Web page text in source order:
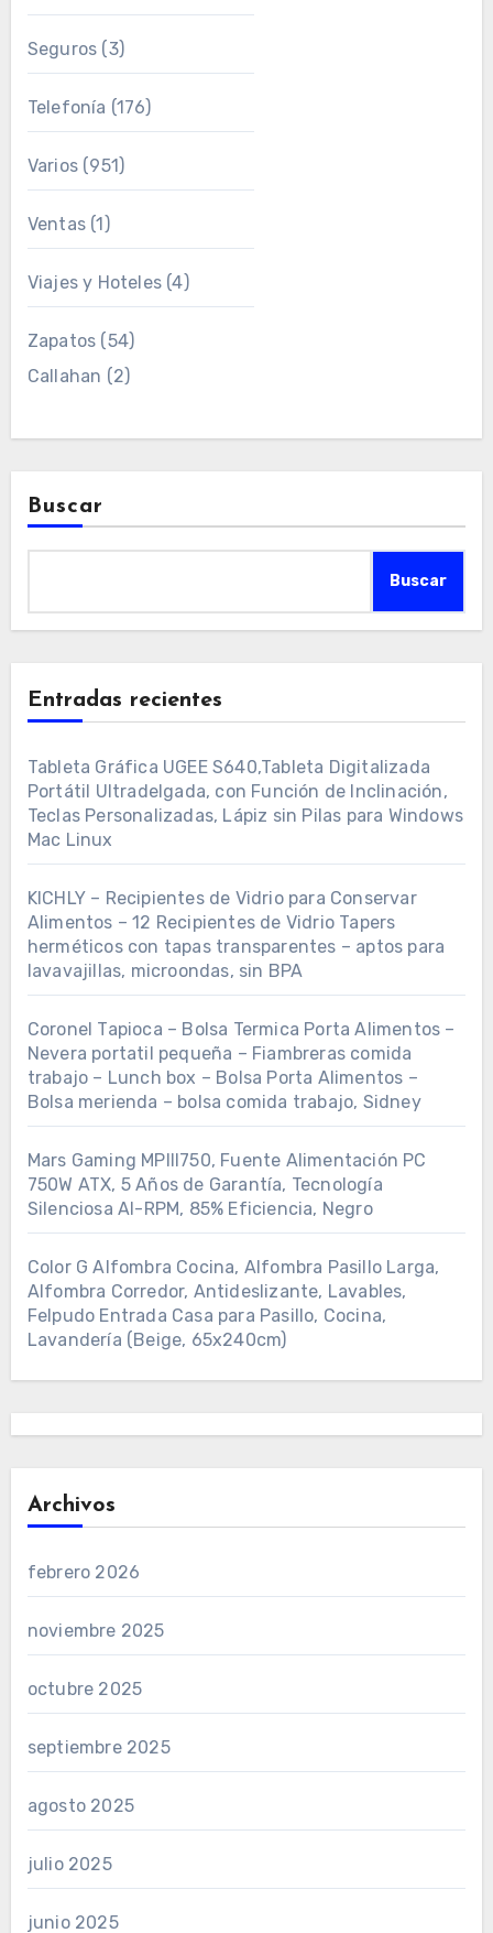
Seguros (3)
Telefonía (176)
Varios(951)
Ventas(1)
Viajes y Hoteles(4)
Zapatos (54)
Callahan (2)
Buscar
Buscar
Entradas recientes
Tableta Gráfica UGEE S640,Tableta Digitalizada
Portátil Ultradelgada, con Función de Inclinación,
Teclas Personalizadas, Lápiz sin Pilas para Windows
Mac Linux
KICHLY – Recipientes de Vidrio para Conservar
Alimentos – 12 Recipientes de Vidrio Tapers
herméticos con tapas transparentes – aptos para
lavavajillas, microondas, sin BPA
Coronel Tapioca – Bolsa Termica Porta Alimentos –
Nevera portatil pequeña – Fiambreras comida
trabajo – Lunch box – Bolsa Porta Alimentos –
Bolsa merienda – bolsa comida trabajo, Sidney
Mars Gaming MPIII750, Fuente Alimentación PC
750W ATX, 5 Años de Garantía, Tecnología
Silenciosa AI-RPM, 85% Eficiencia, Negro
Color G Alfombra Cocina, Alfombra Pasillo Larga,
Alfombra Corredor, Antideslizante, Lavables,
Felpudo Entrada Casa para Pasillo, Cocina,
Lavandería (Beige, 65x240cm)
Archivos
febrero 2026
noviembre 2025
octubre 2025
septiembre 2025
agosto 2025
julio 2025
junio 2025